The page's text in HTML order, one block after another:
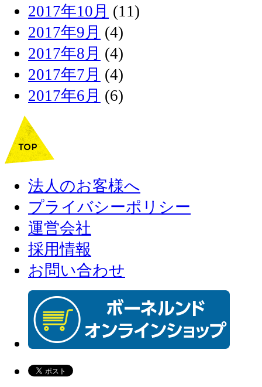
2017年10月 (11)
2017年9月 (4)
2017年8月 (4)
2017年7月 (4)
2017年6月 (6)
法人のお客様へ
プライバシーポリシー
運営会社
採用情報
お問い合わせ